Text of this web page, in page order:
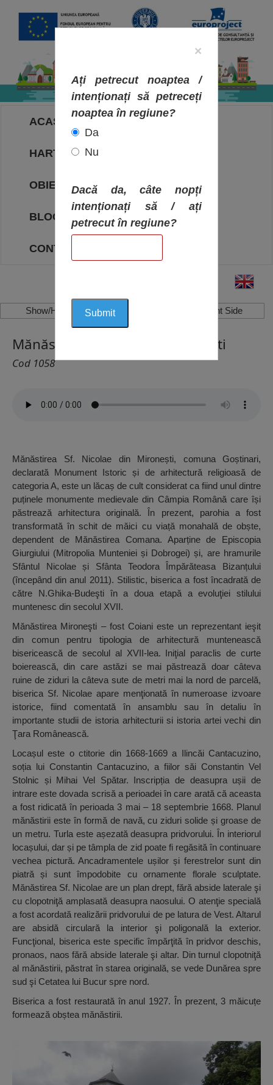
ACASA
HARTA OBIECTIVELOR
OBIECTIVE
BLOG
CONTACT
Show/Hide Left Side Show/Hide Right Side
Mănăstirea Sf. Nicolae, Mironești
Cod 1058
Mănăstirea Sf. Nicolae din Mironești, comuna Goștinari,
declarată Monument Istoric și de arhitectură religioasă de
categoria A, este un lăcaș de cult considerat ca fiind unul dintre
puținele monumente medievale din Câmpia Română care își
păstrează arhitectura originală. În prezent, parohia a fost
transformată în schit de măici cu viață monahală de obște,
dependent de Mănăstirea Comana. Aparține de Episcopia
Giurgiului (Mitropolia Munteniei și Dobrogei) și, are hramurile
Sfântul Nicolae și Sfânta Teodora Împărăteasa Bizanțului
(începând din anul 2011). Stilistic, biserica a fost încadrată de
către N.Ghika-Budeşti în a doua etapă a evoluţiei stilului
muntenesc din secolul XVII.
Mănăstirea Mironeşti – fost Coiani este un reprezentant ieşit
din comun pentru tipologia de arhitectură muntenească
bisericească de secolul al XVII-lea. Iniţial paraclis de curte
boierească, din care astăzi se mai păstrează doar câteva
ruine de ziduri la câteva sute de metri mai la nord de parcelă,
biserica Sf. Nicolae apare menţionată în numeroase izvoare
istorice, fiind comentată în ansamblu sau în detaliu în
importante studii de istoria arhitecturii si istoria artei vechi din
Ţara Românească.
Locașul este o ctitorie din 1668-1669 a Ilincăi Cantacuzino,
soția lui Constantin Cantacuzino, a fiilor săi Constantin Vel
Stolnic și Mihai Vel Spătar. Inscripția de deasupra ușii de
intrare este dovada scrisă a perioadei în care arată că aceasta
a fost ridicată în perioada 3 mai – 18 septembrie 1668. Planul
mănăstirii este în formă de navă, cu ziduri solide și groase de
un metru. Turla este așezată deasupra pridvorului. În interiorul
locașului, dar și pe tâmpla de zid poate fi regăsită în continuare
vechea pictură. Ancadramentele ușilor și ferestrelor sunt din
piatră și sunt împodobite cu ornamente florale sculptate.
Mănăstirea Sf. Nicolae are un plan drept, fără abside laterale şi
cu clopotniţă amplasată deasupra naosului. O atenţie specială
a fost acordată realizării pridvorului de pe latura de Vest. Altarul
are absidă circulară la interior şi poligonală la exterior.
Funcţional, biserica este specific împărţită în pridvor deschis,
pronaos, naos fără abside laterale şi altar. Din turnul clopotniţă
al mănăstirii, păstrat în starea originală, se vede Dunărea spre
sud şi Cetatea lui Bucur spre nord.
Biserica a fost restaurată în anul 1927. În prezent, 3 măicuțe
formează obștea mănăstirii.
×
Ați petrecut noaptea /
intenționați să petreceți
noaptea în regiune?
Da
Nu
Dacă da, câte nopți
intenționați să / ați
petrecut în regiune?